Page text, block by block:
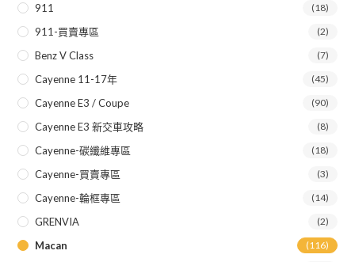
911 (18)
911-買賣專區 (2)
Benz V Class (7)
Cayenne 11-17年 (45)
Cayenne E3 / Coupe (90)
Cayenne E3 新交車攻略 (8)
Cayenne-碳纖維專區 (18)
Cayenne-買賣專區 (3)
Cayenne-輪框專區 (14)
GRENVIA (2)
Macan (116)